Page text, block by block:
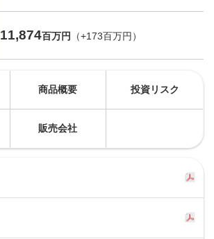
11,874百万円 （+173百万円）
商品概要 投資リスク
販売会社